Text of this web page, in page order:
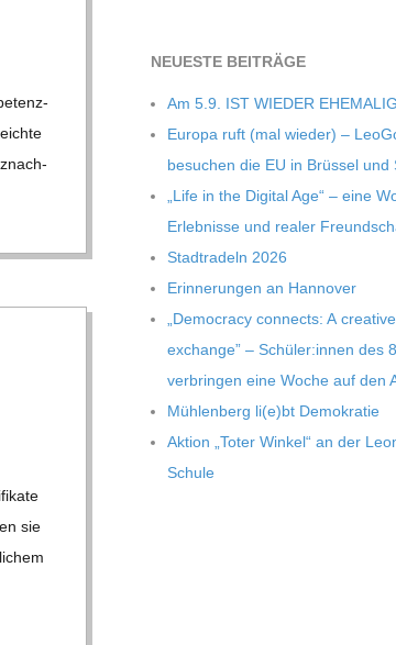
sie
NEU­ESTE BEITRÄGE
Am 5.9. IST WIEDER
Europa ruft (mal wie­der) –
besu­chen die EU in Brüs­sel und
„Life in the Digi­tal Age“ – eine
Erleb­nisse und rea­ler
Stadt­ra­deln 2026
Erin­ne­run­gen an Hannover
„Demo­cracy con­nects: A
exch­ange” – Schüler:innen des
ver­brin­gen eine Woche auf den
Müh­len­berg li(e)bt Demokratie
Aktion „Toter Win­kel“ an der
Schule